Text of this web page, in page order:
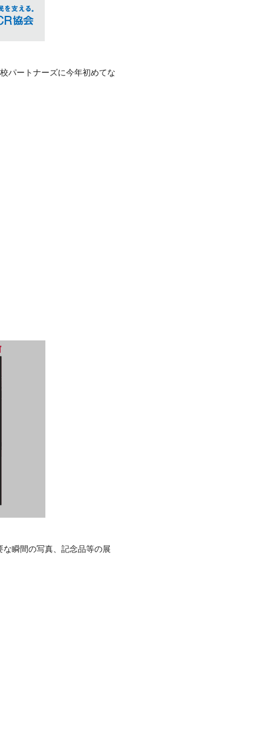
パートナーズに今年初めてな
瞬間の写真、記念品等の展